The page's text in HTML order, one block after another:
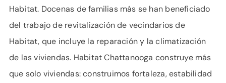
Habitat. Docenas de familias más se han beneficiado
del trabajo de revitalización de vecindarios de
Habitat, que incluye la reparación y la climatización
de las viviendas. Habitat Chattanooga construye más
que solo viviendas: construimos fortaleza, estabilidad